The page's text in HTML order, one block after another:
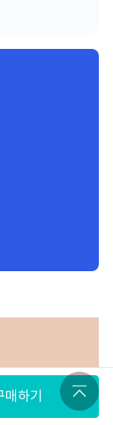
매하기